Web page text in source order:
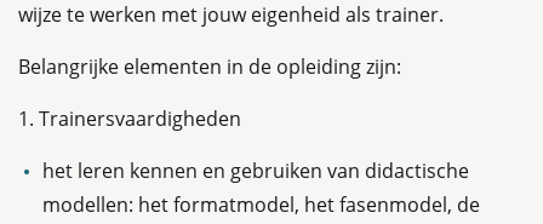
wijze te werken met jouw eigenheid als trainer.
Belangrijke elementen in de opleiding zijn:
1. Trainersvaardigheden
het leren kennen en gebruiken van didactische
modellen: het formatmodel, het fasenmodel, de